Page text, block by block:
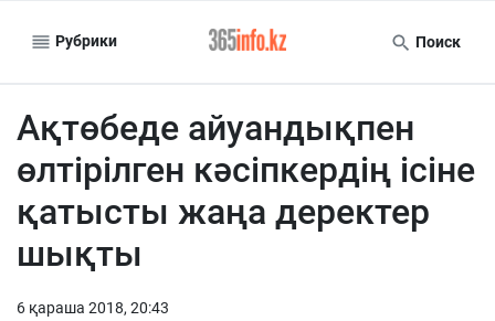
Рубрики Поиск
Ақтөбеде айуандықпен
өлтірілген кәсіпкердің ісіне
қатысты жаңа деректер
шықты
6 қараша 2018, 20:43